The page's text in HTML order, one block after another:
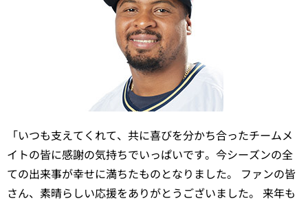
「いつも支えてくれて、共に喜びを分かち合ったチームメ
イトの皆に感謝の気持ちでいっぱいです。今シーズンの全
ての出来事が幸せに満ちたものとなりました。 ファンの皆
さん、素晴らしい応援をありがとうございました。 来年も